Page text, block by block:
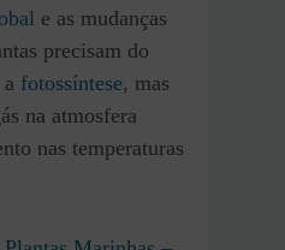
e as mudanças
precisam do
fotossíntese, mas
na atmosfera
nas temperaturas